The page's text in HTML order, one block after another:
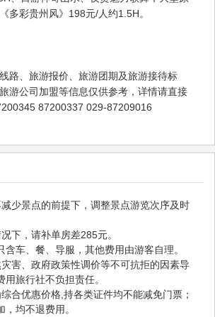
彩贵州风》198元/人约1.5H。
路、旅游报价、旅游团期及旅游接待标
游公司加盟等信息仅供参考，详情请直接
029-87209016
少景点的前提下，调整景点游览次序及时
下，请补单房差285元。
含车、餐、导服，其他费用由游客自理。
害、政府政策性调价等不可抗拒的因素导
旅行社不负担责任。
合优惠价格,持各类证件均不能减免门票；
均不退费用。